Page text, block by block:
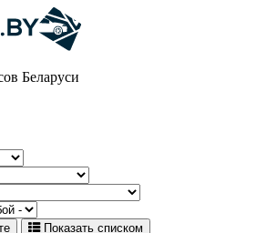
Беларуси
Показать списком